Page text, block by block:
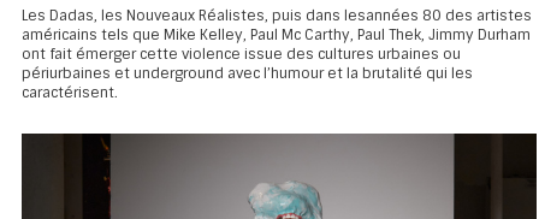
Les Dadas, les Nouveaux Réalistes, puis dans lesannées 80 des artistes
américains tels que Mike Kelley, Paul Mc Carthy, Paul Thek, Jimmy Durham
ont fait émerger cette violence issue des cultures urbaines ou
périurbaines et underground avec l’humour et la brutalité qui les
caractérisent.